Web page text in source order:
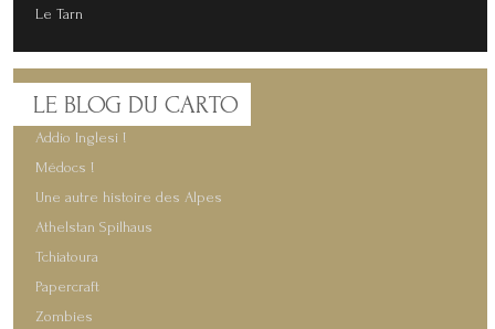
Le Tarn
LE BLOG DU CARTO
Addio Inglesi !
Médocs !
Une autre histoire des Alpes
Athelstan Spilhaus
Tchiatoura
Papercraft
Zombies